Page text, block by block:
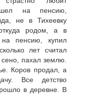
на пенсию,
не в Тихеевку
родом, а в
пенсию, купил
лет считал
пахал землю.
Коров продал, а
Все детство
в деревне. В